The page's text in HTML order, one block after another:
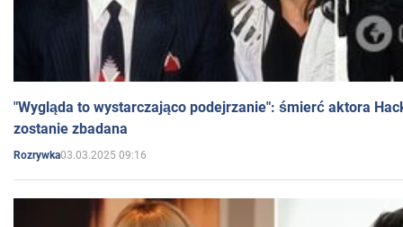
"Wygląda to wystarczająco podejrzanie": śmierć aktora
zostanie zbadana
Rozrywka03.03.2025 09:16